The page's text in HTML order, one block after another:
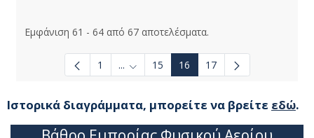
Εμφάνιση 61 - 64 από 67 αποτελέσματα.
1 ... Ενδιάμεσες σελίδες Use TAB to
15 16 17
Ιστορικά διαγράμματα, μπορείτε να βρείτε εδώ.